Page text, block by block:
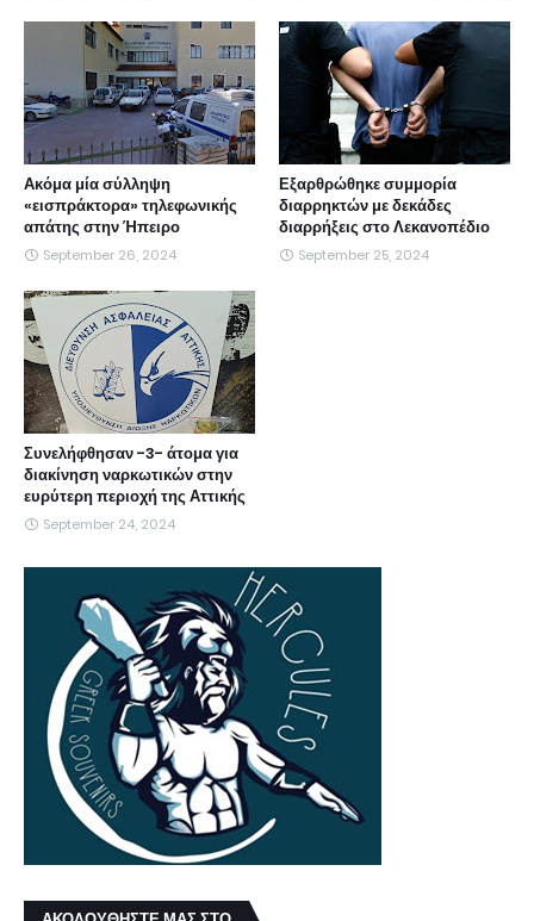
Ακόμα μία σύλληψη
«εισπράκτορα» τηλεφωνικής
απάτης στην Ήπειρο
September 26, 2024
Εξαρθρώθηκε συμμορία
διαρρηκτών με δεκάδες
διαρρήξεις στο Λεκανοπέδιο
September 25, 2024
Συνελήφθησαν -3- άτομα για
διακίνηση ναρκωτικών στην
ευρύτερη περιοχή της Αττικής
September 24, 2024